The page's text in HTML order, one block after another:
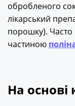
обробленого
лікарський
порошку).
частиною
На основі